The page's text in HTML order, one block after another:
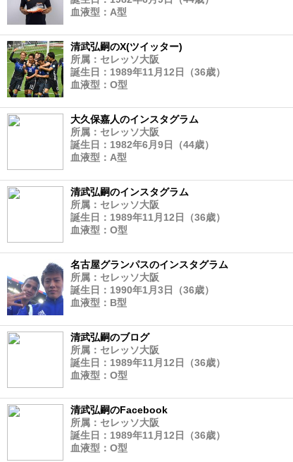
血液型：A型
清武弘嗣のX(ツイッター)
所属：セレッソ大阪
誕生日：1989年11月12日（36歳）
血液型：O型
大久保嘉人のインスタグラム
所属：セレッソ大阪
誕生日：1982年6月9日（44歳）
血液型：A型
清武弘嗣のインスタグラム
所属：セレッソ大阪
誕生日：1989年11月12日（36歳）
血液型：O型
名古屋グランパスのインスタグラム
所属：セレッソ大阪
誕生日：1990年1月3日（36歳）
血液型：B型
清武弘嗣のブログ
所属：セレッソ大阪
誕生日：1989年11月12日（36歳）
血液型：O型
清武弘嗣のFacebook
所属：セレッソ大阪
誕生日：1989年11月12日（36歳）
血液型：O型